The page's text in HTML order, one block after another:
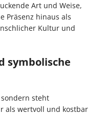
Art und Weise,
Präsenz hinaus als
Kultur und
symbolische
steht
als wertvoll und kostbar